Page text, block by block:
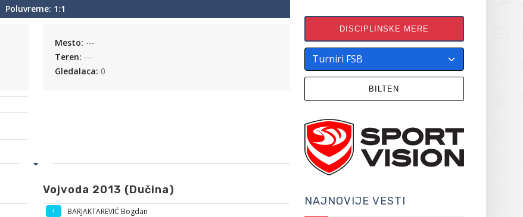
Poluvreme: 1:1
Mesto: ---
Teren: ---
Gledalaca: 0
Vojvoda 2013 (Dučina)
1 BARJAKTAREVIĆ Bogdan
DISCIPLINSKE MERE
BILTEN
NAJNOVIJE VESTI